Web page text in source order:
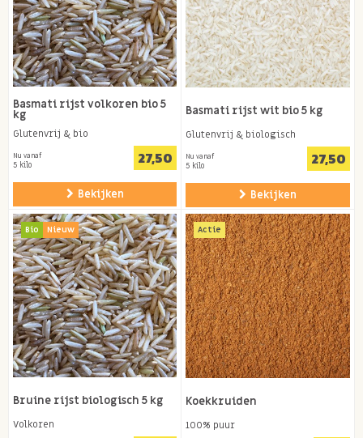
Basmati rijst volkoren bio 5
kg
Glutenvrij & bio
Nu vanaf
5 kilo 27,50
Bekijken
Basmati rijst wit bio 5 kg
Glutenvrij & biologisch
Nu vanaf
5 kilo 27,50
Bekijken
Bio Nieuw
Bruine rijst biologisch 5 kg
Volkoren
Actie
Koekkruiden
100% puur